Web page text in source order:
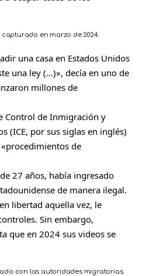
en marzo de 2024.
una casa en Estados Unidos
una ley (…)», decía en uno de
millones de
Control de Inmigración y
(ICE, por sus siglas en inglés)
de
27 años, había ingresado
de manera ilegal.
libertad aquella vez, le
Sin embargo,
que en 2024 sus videos se
con las autoridades migratorias.